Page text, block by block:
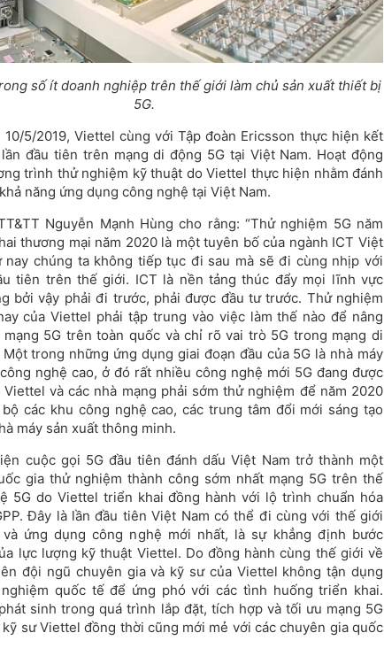
số ít doanh nghiệp trên thế giới làm chủ sản xuất thiết bị
5G.
10/5/2019, Viettel cùng với Tập đoàn Ericsson thực hiện kết
đầu tiên trên mạng di động 5G tại Việt Nam. Hoạt động
trình thử nghiệm kỹ thuật do Viettel thực hiện nhằm đánh
năng ứng dụng công nghệ tại Việt Nam.
Nguyễn Mạnh Hùng cho rằng: “Thử nghiệm 5G năm
thương mại năm 2020 là một tuyên bố của ngành ICT Việt
nay chúng ta không tiếp tục đi sau mà sẽ đi cùng nhịp với
tiên trên thế giới. ICT là nền tảng thúc đẩy mọi lĩnh vực
bởi vậy phải đi trước, phải được đầu tư trước. Thử nghiệm
của Viettel phải tập trung vào việc làm thế nào để nâng
5G trên toàn quốc và chỉ rõ vai trò 5G trong mạng di
trong những ứng dụng giai đoạn đầu của 5G là nhà máy
nghệ cao, ở đó rất nhiều công nghệ mới 5G đang được
và các nhà mạng phải sớm thử nghiệm để năm 2020
các khu công nghệ cao, các trung tâm đổi mới sáng tạo
máy sản xuất thông minh.
cuộc gọi 5G đầu tiên đánh dấu Việt Nam trở thành một
gia thử nghiệm thành công sớm nhất mạng 5G trên thế
5G do Viettel triển khai đồng hành với lộ trình chuẩn hóa
Đây là lần đầu tiên Việt Nam có thể đi cùng với thế giới
ứng dụng công nghệ mới nhất, là sự khẳng định bước
lực lượng kỹ thuật Viettel. Do đồng hành cùng thế giới về
đội ngũ chuyên gia và kỹ sư của Viettel không tận dụng
quốc tế để ứng phó với các tình huống triển khai.
sinh trong quá trình lắp đặt, tích hợp và tối ưu mạng 5G
sư Viettel đồng thời cũng mới mẻ với các chuyên gia quốc